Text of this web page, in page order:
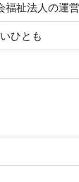
祉法人の運
ひとも